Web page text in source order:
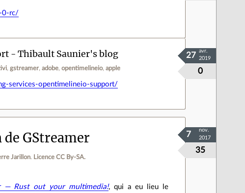
0-rc/
- Thibault Saunier's blog
gstreamer adobe opentimelineio apple 0
27
avr.
2019
services-opentimelineio-support/
GStreamer
Jarillon. Licence CC By‑SA.
35
7
nov.
2017
— Rust out your multimedia!, qui a eu lieu le